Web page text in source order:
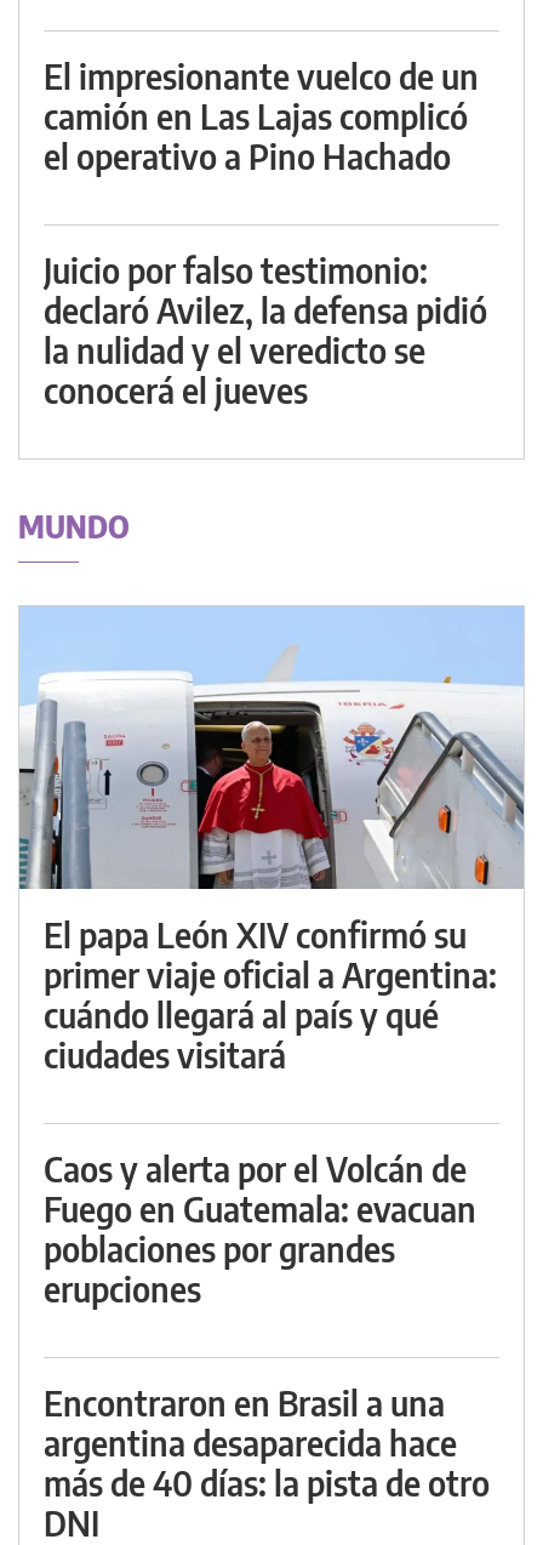
El impresionante vuelco de un
camión en Las Lajas complicó
el operativo a Pino Hachado
Juicio por falso testimonio:
declaró Avilez, la defensa pidió
la nulidad y el veredicto se
conocerá el jueves
MUNDO
El papa León XIV confirmó su
primer viaje oficial a Argentina:
cuándo llegará al país y qué
ciudades visitará
Caos y alerta por el Volcán de
Fuego en Guatemala: evacuan
poblaciones por grandes
erupciones
Encontraron en Brasil a una
argentina desaparecida hace
más de 40 días: la pista de otro
DNI